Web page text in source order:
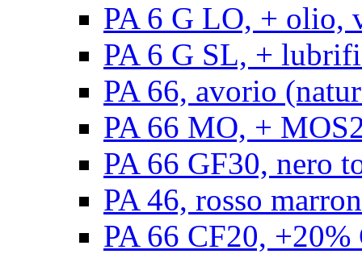
PA 6 G LO, + olio,
PA 6 G SL, +
PA 66, avorio
PA 66 MO, +
PA 66 GF30, nero
PA 46, rosso
PA 66 CF20,